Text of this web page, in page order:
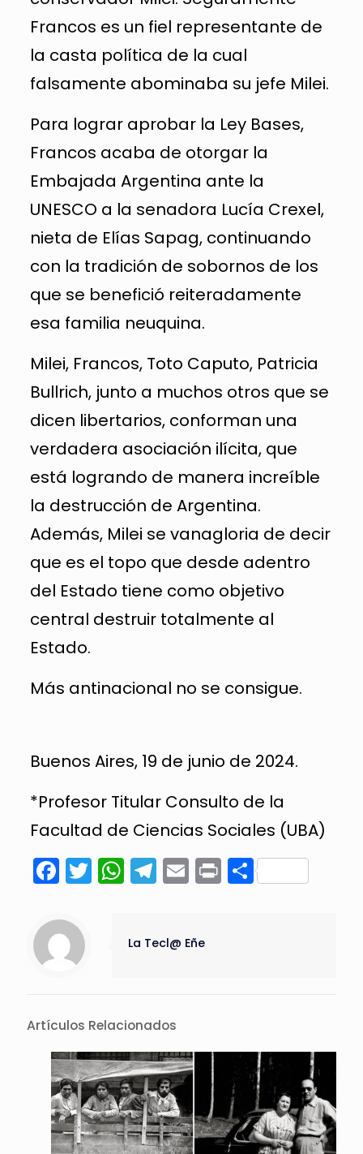
Francos es un fiel representante de
la casta política de la cual
falsamente abominaba su jefe Milei.
Para lograr aprobar la Ley Bases,
Francos acaba de otorgar la
Embajada Argentina ante la
UNESCO a la senadora Lucía Crexel,
nieta de Elías Sapag, continuando
con la tradición de sobornos de los
que se benefició reiteradamente
esa familia neuquina.
Milei, Francos, Toto Caputo, Patricia
Bullrich, junto a muchos otros que se
dicen libertarios, conforman una
verdadera asociación ilícita, que
está logrando de manera increíble
la destrucción de Argentina.
Además, Milei se vanagloria de decir
que es el topo que desde adentro
del Estado tiene como objetivo
central destruir totalmente al
Estado.
Más antinacional no se consigue.
Buenos Aires, 19 de junio de 2024.
*Profesor Titular Consulto de la
Facultad de Ciencias Sociales (UBA)
Facebook
Twitter
WhatsApp
Telegram
Email
Print
La Tecl@ Eñe
Artículos Relacionados